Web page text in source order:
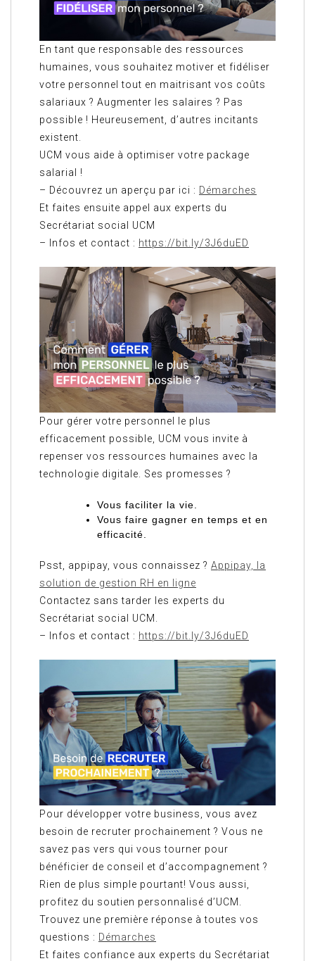
En tant que responsable des ressources
humaines, vous souhaitez motiver et fidéliser
votre personnel tout en maitrisant vos coûts
salariaux ? Augmenter les salaires ? Pas
possible ! Heureusement, d’autres incitants
existent.
UCM vous aide à optimiser votre package
salarial !
– Découvrez un aperçu par ici : Démarches
Et faites ensuite appel aux experts du
Secrétariat social UCM
– Infos et contact : https://bit.ly/3J6duED
Pour gérer votre personnel le plus
efficacement possible, UCM vous invite à
repenser vos ressources humaines avec la
technologie digitale. Ses promesses ?
Vous faciliter la vie.
Vous faire gagner en temps et en
efficacité.
Psst, appipay, vous connaissez ? Appipay, la
solution de gestion RH en ligne
Contactez sans tarder les experts du
Secrétariat social UCM.
– Infos et contact : https://bit.ly/3J6duED
Pour développer votre business, vous avez
besoin de recruter prochainement ? Vous ne
savez pas vers qui vous tourner pour
bénéficier de conseil et d’accompagnement ?
Rien de plus simple pourtant! Vous aussi,
profitez du soutien personnalisé d’UCM.
Trouvez une première réponse à toutes vos
questions : Démarches
Et faites confiance aux experts du Secrétariat